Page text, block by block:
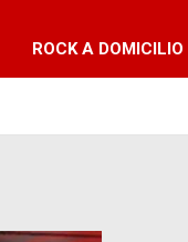
ROCK A DOMICILIO